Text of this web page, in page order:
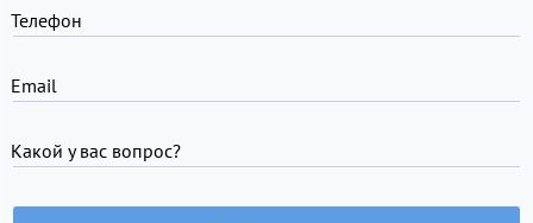
Телефон
Email
Какой у вас вопрос?